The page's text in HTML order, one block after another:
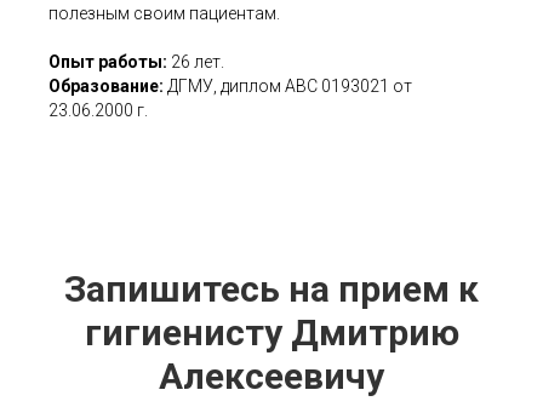
полезным своим пациентам.
Опыт работы: 26 лет.
Образование: ДГМУ, диплом АВС 0193021 от
23.06.2000 г.
Запишитесь на прием к
гигиенисту Дмитрию
Алексеевичу